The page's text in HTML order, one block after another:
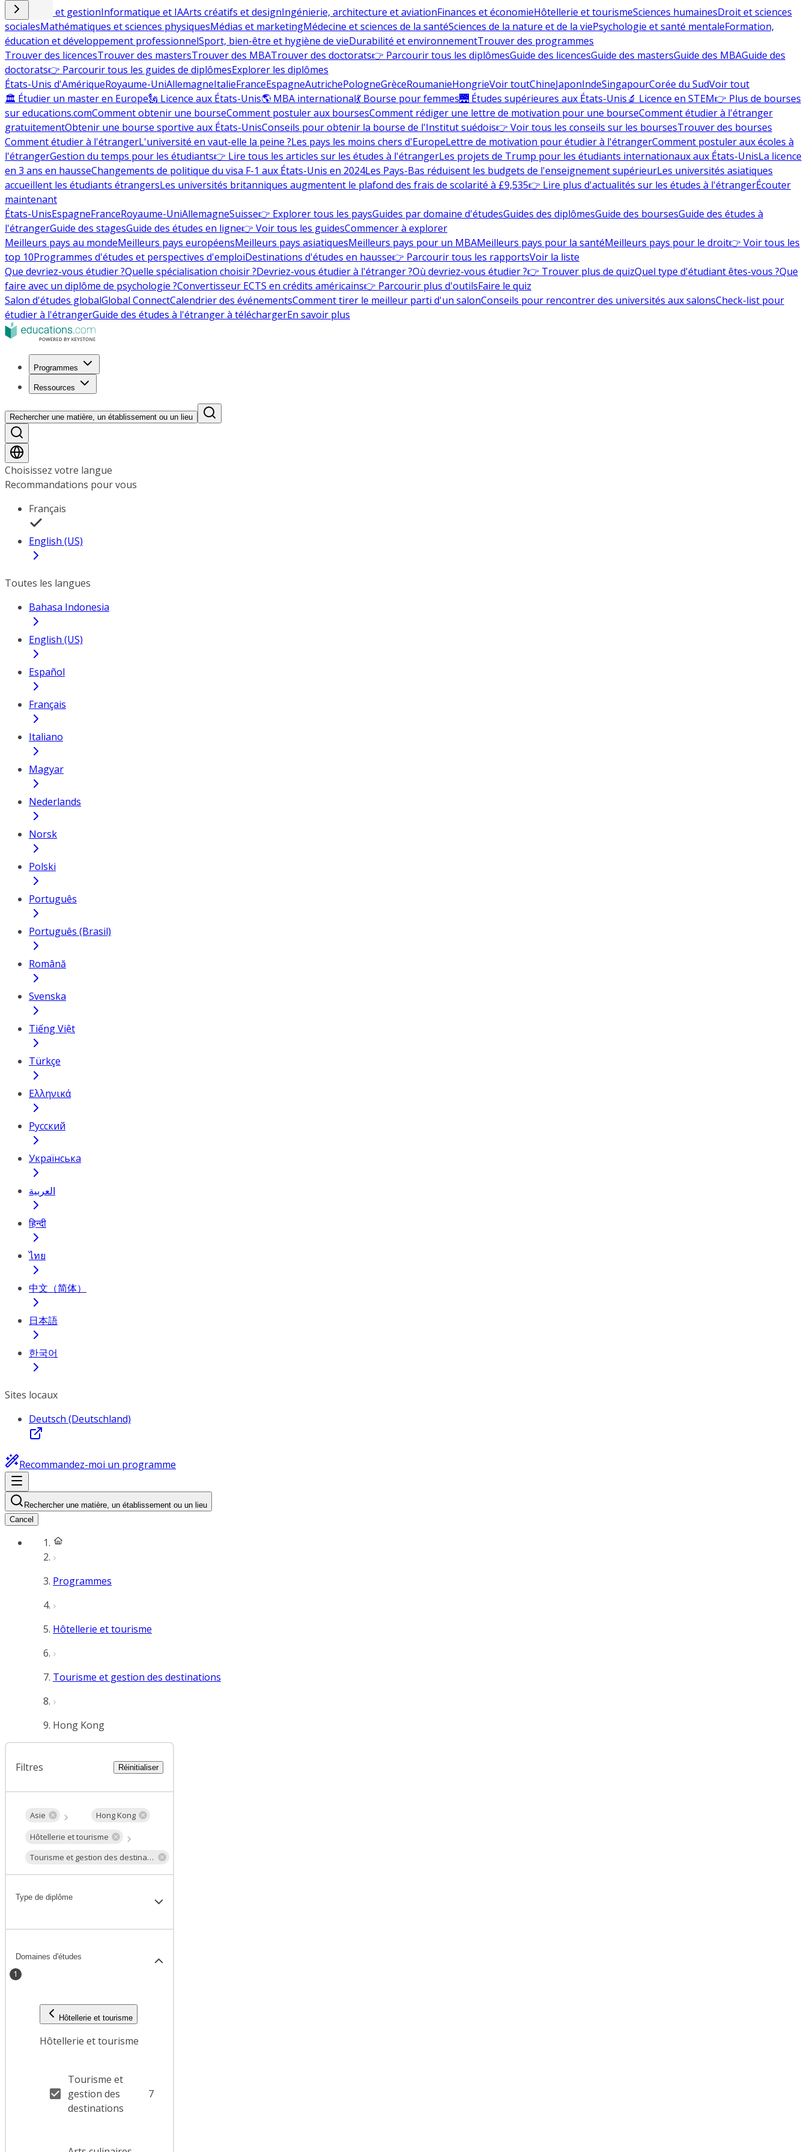
Commerce et gestionInformatique et IAArts créatifs et designIngénierie, architecture et aviationFinances et économieHôtellerie et tourismeSciences humainesDroit et sciences
socialesMathématiques et sciences physiquesMédias et marketingMédecine et sciences de la santéSciences de la nature et de la viePsychologie et santé mentaleFormation,
éducation et développement professionnelSport, bien-être et hygiène de vieDurabilité et environnementTrouver des programmes
Trouver des licencesTrouver des mastersTrouver des MBATrouver des doctorats👉 Parcourir tous les diplômesGuide des licencesGuide des mastersGuide des MBAGuide des
doctorats👉 Parcourir tous les guides de diplômesExplorer les diplômes
États-Unis d'AmériqueRoyaume-UniAllemagneItalieFranceEspagneAutrichePologneGrèceRoumanieHongrieVoir toutChineJaponIndeSingapourCorée du SudVoir tout
🏛 Étudier un master en Europe🗽 Licence aux États-Unis🌎 MBA international💃 Bourse pour femmes🌉 Études supérieures aux États-Unis🔬 Licence en STEM👉 Plus de bourses
sur educations.comComment obtenir une bourseComment postuler aux boursesComment rédiger une lettre de motivation pour une bourseComment étudier à l'étranger
gratuitementObtenir une bourse sportive aux États-UnisConseils pour obtenir la bourse de l'Institut suédois👉 Voir tous les conseils sur les boursesTrouver des bourses
Comment étudier à l'étrangerL'université en vaut-elle la peine ?Les pays les moins chers d'EuropeLettre de motivation pour étudier à l'étrangerComment postuler aux écoles à
l'étrangerGestion du temps pour les étudiants👉 Lire tous les articles sur les études à l'étrangerLes projets de Trump pour les étudiants internationaux aux États-UnisLa licence
en 3 ans en hausseChangements de politique du visa F-1 aux États-Unis en 2024Les Pays-Bas réduisent les budgets de l'enseignement supérieurLes universités asiatiques
accueillent les étudiants étrangersLes universités britanniques augmentent le plafond des frais de scolarité à £9,535👉 Lire plus d'actualités sur les études à l'étrangerÉcouter
maintenant
États-UnisEspagneFranceRoyaume-UniAllemagneSuisse👉 Explorer tous les paysGuides par domaine d'étudesGuides des diplômesGuide des boursesGuide des études à
l'étrangerGuide des stagesGuide des études en ligne👉 Voir tous les guidesCommencer à explorer
Meilleurs pays au mondeMeilleurs pays européensMeilleurs pays asiatiquesMeilleurs pays pour un MBAMeilleurs pays pour la santéMeilleurs pays pour le droit👉 Voir tous les
top 10Programmes d'études et perspectives d'emploiDestinations d'études en hausse👉 Parcourir tous les rapportsVoir la liste
Que devriez-vous étudier ?Quelle spécialisation choisir ?Devriez-vous étudier à l'étranger ?Où devriez-vous étudier ?👉 Trouver plus de quizQuel type d'étudiant êtes-vous ?Que
faire avec un diplôme de psychologie ?Convertisseur ECTS en crédits américains👉 Parcourir plus d'outilsFaire le quiz
Salon d'études globalGlobal ConnectCalendrier des événementsComment tirer le meilleur parti d'un salonConseils pour rencontrer des universités aux salonsCheck-list pour
étudier à l'étrangerGuide des études à l'étranger à téléchargerEn savoir plus
Programmes
Ressources
Rechercher une matière, un établissement ou un lieu
Choisissez votre langue
Recommandations pour vous
Français
English (US)
Toutes les langues
Bahasa Indonesia
English (US)
Español
Français
Italiano
Magyar
Nederlands
Norsk
Polski
Português
Português (Brasil)
Română
Svenska
Tiếng Việt
Türkçe
Ελληνικά
Русский
Українська
العربية
हिन्दी
ไทย
中文（简体）
日本語
한국어
Sites locaux
Deutsch (Deutschland)
Recommandez-moi un programme
Rechercher une matière, un établissement ou un lieu
Cancel
Programmes
Hôtellerie et tourisme
Tourisme et gestion des destinations
Hong Kong
Filtres Réinitialiser
Asie
Hong Kong
Hôtellerie et tourisme
Tourisme et gestion des destinations
Type de diplôme
Domaines d'études
1
Hôtellerie et tourisme
Hôtellerie et tourisme
Tourisme et
gestion des
destinations
7